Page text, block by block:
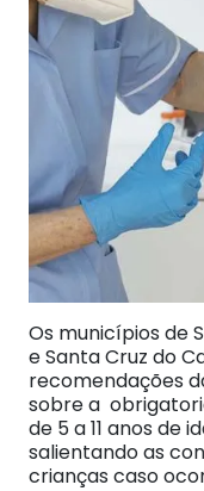
Os municípios de
e Santa Cruz do
recomendações
sobre a
de 5 a 11 anos de
salientando as
crianças caso